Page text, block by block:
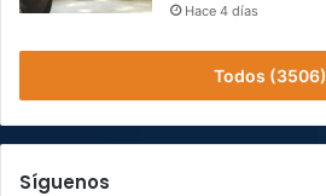
Hace 4 días
Todos (3506)
Síguenos